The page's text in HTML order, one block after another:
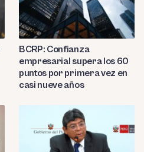
BCRP: Confianza
empresarial supera los 60
puntos por primera vez en
casi nueve años